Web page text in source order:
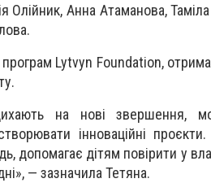
Олійник, Анна Атаманова,
програм Lytvyn Foundation,
на нові звершення,
інноваційні
допомагає дітям повірити у
— зазначила Тетяна.